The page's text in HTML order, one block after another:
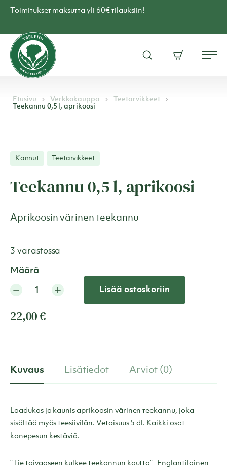
Skip
Toimitukset maksutta yli 60€ tilauksiin!
Teen
verkkokauppa
–
Teeleidi
Avaa
Ostoskori
Etusivu Verkkokauppa
Teetarvikkeet
Teekannu 0,5 l, aprikoosi
Kannut Teetarvikkeet
Teekannu 0,5 l, aprikoosi
Aprikoosin värinen teekannu
3 varastossa
Määrä
Lisää ostoskoriin
22,00€
Kuvaus Lisätiedot Arviot (0)
Laadukas ja kaunis aprikoosin värinen teekannu, joka
sisältää myös teesiivilän. Vetoisuus 5 dl. Kaikki osat
konepesun kestäviä.
”Tie taivaaseen kulkee teekannun kautta” -Englantilainen